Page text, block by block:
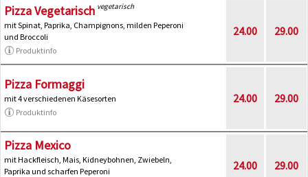
Pizza Vegetarisch vegetarisch
mit Spinat, Paprika, Champignons, milden Peperoni
und Broccoli
Produktinfo
24.00 29.00
Pizza Formaggi
mit 4 verschiedenen Käsesorten
Produktinfo
24.00 29.00
Pizza Mexico
mit Hackfleisch, Mais, Kidneybohnen, Zwiebeln,
Paprika und scharfen Peperoni
24.00 29.00